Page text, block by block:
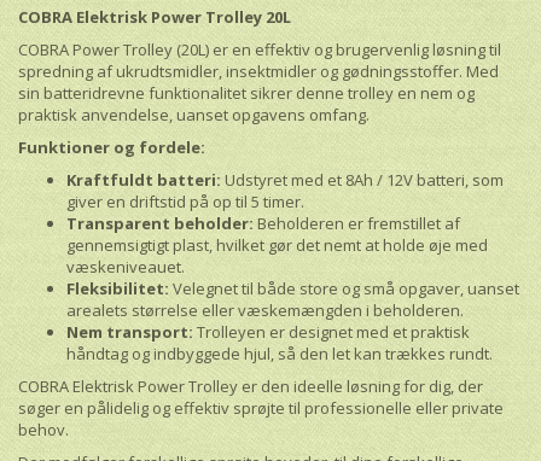
COBRA Elektrisk Power Trolley 20L
COBRA Power Trolley (20L) er en effektiv og brugervenlig løsning til
spredning af ukrudtsmidler, insektmidler og gødningsstoffer. Med
sin batteridrevne funktionalitet sikrer denne trolley en nem og
praktisk anvendelse, uanset opgavens omfang.
Funktioner og fordele:
Kraftfuldt batteri: Udstyret med et 8Ah / 12V batteri, som
giver en driftstid på op til 5 timer.
Transparent beholder: Beholderen er fremstillet af
gennemsigtigt plast, hvilket gør det nemt at holde øje med
væskeniveauet.
Fleksibilitet: Velegnet til både store og små opgaver, uanset
arealets størrelse eller væskemængden i beholderen.
Nem transport: Trolleyen er designet med et praktisk
håndtag og indbyggede hjul, så den let kan trækkes rundt.
COBRA Elektrisk Power Trolley er den ideelle løsning for dig, der
søger en pålidelig og effektiv sprøjte til professionelle eller private
behov.